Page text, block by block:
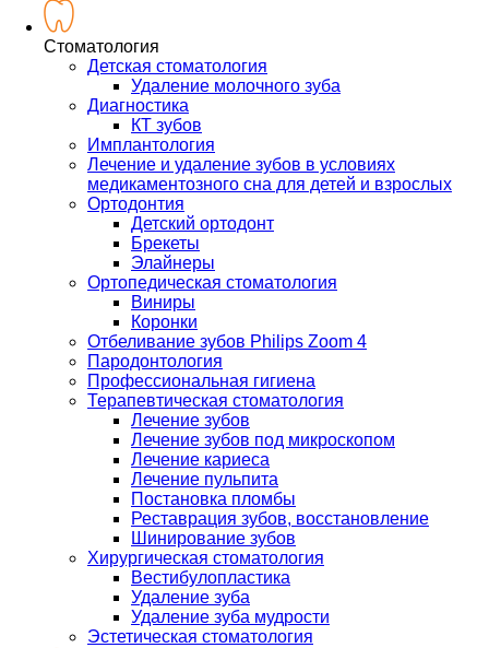
Стоматология
Детская стоматология
Удаление молочного зуба
Диагностика
КТ зубов
Имплантология
Лечение и удаление зубов в условиях
медикаментозного сна для детей и взрослых
Ортодонтия
Детский ортодонт
Брекеты
Элайнеры
Ортопедическая стоматология
Виниры
Коронки
Отбеливание зубов Philips Zoom 4
Пародонтология
Профессиональная гигиена
Терапевтическая стоматология
Лечение зубов
Лечение зубов под микроскопом
Лечение кариеса
Лечение пульпита
Постановка пломбы
Реставрация зубов, восстановление
Шинирование зубов
Хирургическая стоматология
Вестибулопластика
Удаление зуба
Удаление зуба мудрости
Эстетическая стоматология